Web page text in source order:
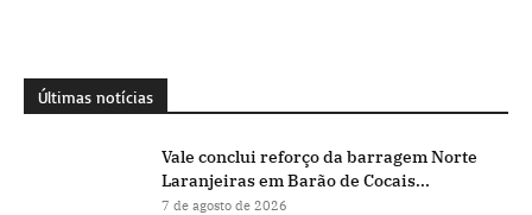
Últimas notícias
Vale conclui reforço da barragem Norte
Laranjeiras em Barão de Cocais...
7 de agosto de 2026